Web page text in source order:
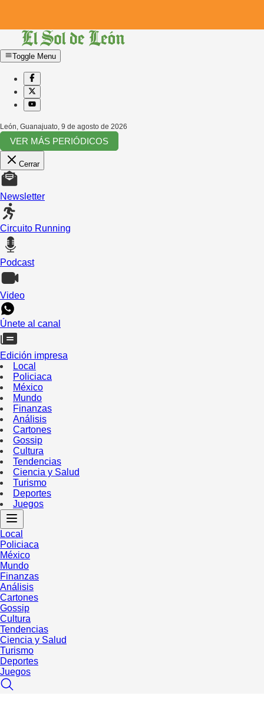
Toggle Menu
León, Guanajuato, 9 de agosto de 2026
VER MÁS PERIÓDICOS
Cerrar
Newsletter
Circuito Running
Podcast
Video
Únete al canal
Edición impresa
Local
Policiaca
México
Mundo
Finanzas
Análisis
Cartones
Gossip
Cultura
Tendencias
Ciencia y Salud
Turismo
Deportes
Juegos
Local
Policiaca
México
Mundo
Finanzas
Análisis
Cartones
Gossip
Cultura
Tendencias
Ciencia y Salud
Turismo
Deportes
Juegos